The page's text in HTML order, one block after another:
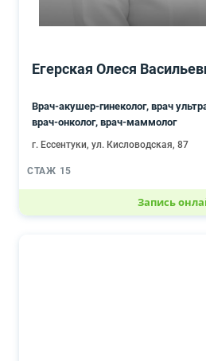
Егерская Олеся
Врач-акушер-гинеколог, врач
врач-онколог, врач-маммолог
г. Ессентуки, ул. Кисловодская, 87
СТАЖ 15
Запись